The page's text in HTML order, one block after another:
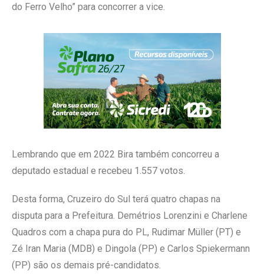
do Ferro Velho” para concorrer a vice.
Lembrando que em 2022 Bira também concorreu a
deputado estadual e recebeu 1.557 votos.
Desta forma, Cruzeiro do Sul terá quatro chapas na
disputa para a Prefeitura. Demétrios Lorenzini e Charlene
Quadros com a chapa pura do PL, Rudimar Müller (PT) e
Zé Iran Maria (MDB) e Dingola (PP) e Carlos Spiekermann
(PP) são os demais pré-candidatos.